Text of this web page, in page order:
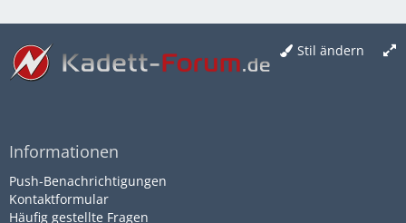
Stil ändern
Informationen
Push-Benachrichtigungen
Kontaktformular
Häufig gestellte Fragen